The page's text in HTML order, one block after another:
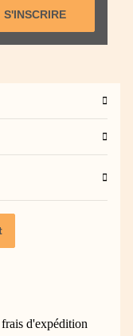
S'INSCRIRE
frais d'expédition